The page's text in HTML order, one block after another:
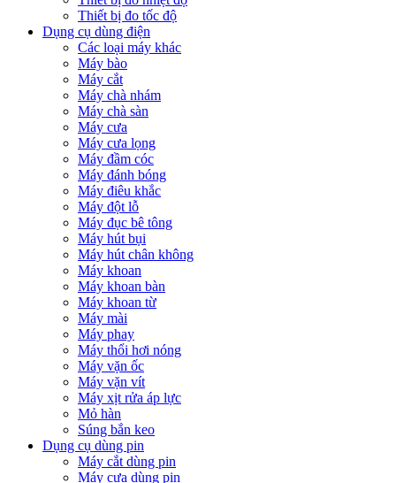
Thiết bị đo tốc độ
Dụng cụ dùng điện
Các loại máy khác
Máy bào
Máy cắt
Máy chà nhám
Máy chà sàn
Máy cưa
Máy cưa lọng
Máy đầm cóc
Máy đánh bóng
Máy điêu khắc
Máy đột lỗ
Máy đục bê tông
Máy hút bụi
Máy hút chân không
Máy khoan
Máy khoan bàn
Máy khoan từ
Máy mài
Máy phay
Máy thổi hơi nóng
Máy vặn ốc
Máy vặn vít
Máy xịt rửa áp lực
Mỏ hàn
Súng bắn keo
Dụng cụ dùng pin
Máy cắt dùng pin
Máy cưa dùng pin